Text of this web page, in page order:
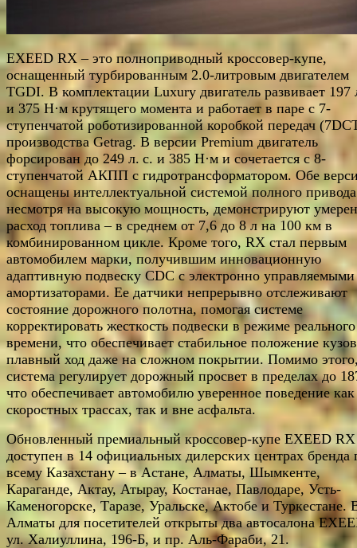
EXEED RX – это полноприводный кроссовер-купе,
оснащенный турбированным 2.0-литровым двигателем
TGDI. В комплектации Luxury двигатель развивает 197
и 375 Н·м крутящего момента и работает в паре с 7-
ступенчатой роботизированной коробкой передач
производства Getrag. В версии Premium двигатель
форсирован до 249 л. с. и 385 Н·м и сочетается с 8-
ступенчатой АКПП с гидротрансформатором. Обе
оснащены интеллектуальной системой полного
несмотря на высокую мощность, демонстрируют
расход топлива – в среднем от 7,6 до 8 л на 100 км в
комбинированном цикле. Кроме того, RX стал первым
автомобилем марки, получившим инновационную
адаптивную подвеску CDC с электронно управляемыми
амортизаторами. Ее датчики непрерывно отслеживают
состояние дорожного полотна, помогая системе
корректировать жесткость подвески в режиме реального
времени, что обеспечивает стабильное положение
плавный ход даже на сложном покрытии. Помимо
система регулирует дорожный просвет в пределах до
что обеспечивает автомобилю уверенное поведение
скоростных трассах, так и вне асфальта.
Обновленный премиальный кроссовер-купе EXEED
доступен в 14 официальных дилерских центрах бренда
всему Казахстану – в Астане, Алматы, Шымкенте,
Караганде, Актау, Атырау, Костанае, Павлодаре, Усть-
Каменогорске, Таразе, Уральске, Актобе и Туркестане.
Алматы для посетителей открыты два автосалона
ул. Халиуллина, 196-Б, и пр. Аль-Фараби, 21.